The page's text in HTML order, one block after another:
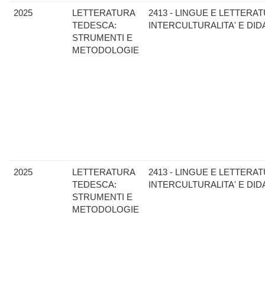
2025
LETTERATURA
TEDESCA:
STRUMENTI E
METODOLOGIE
2413 - LINGUE E
INTERCULTURALITA' E
2025
LETTERATURA
TEDESCA:
STRUMENTI E
METODOLOGIE
2413 - LINGUE E
INTERCULTURALITA' E